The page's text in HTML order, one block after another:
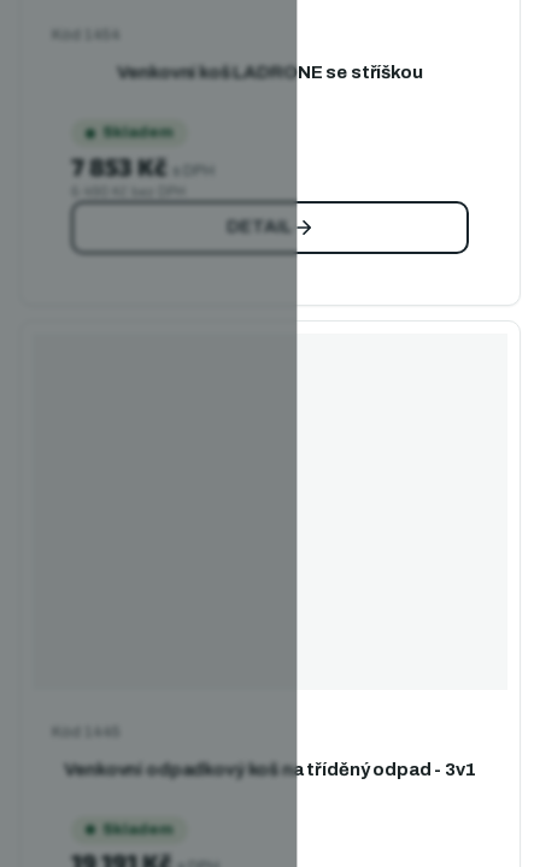
Venkovní koš LADRONE se stříškou
Skladem
6 490 Kč bez DPH
7 853 Kč
DETAIL
Venkovní odpadkový koš na tříděný odpad - 3v1
Skladem